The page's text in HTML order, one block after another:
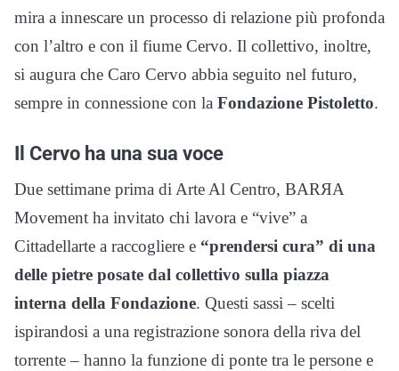
mira a innescare un processo di relazione più profonda
con l’altro e con il fiume Cervo. Il collettivo, inoltre,
si augura che Caro Cervo abbia seguito nel futuro,
sempre in connessione con la Fondazione Pistoletto.
Il Cervo ha una sua voce
Due settimane prima di Arte Al Centro, BARЯA
Movement ha invitato chi lavora e “vive” a
Cittadellarte a raccogliere e “prendersi cura” di una
delle pietre posate dal collettivo sulla piazza
interna della Fondazione. Questi sassi – scelti
ispirandosi a una registrazione sonora della riva del
torrente – hanno la funzione di ponte tra le persone e